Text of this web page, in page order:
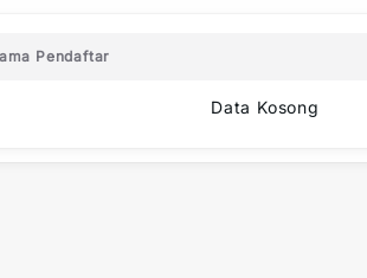
Pendaftar
Data Kosong